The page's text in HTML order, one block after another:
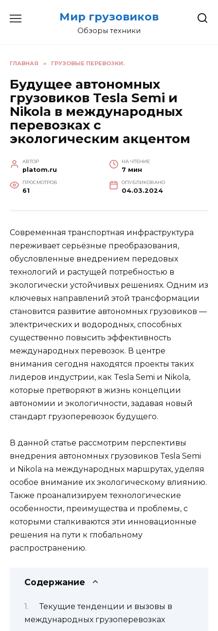
Мир грузовиков
Обзоры техники
ГЛАВНАЯ » ГРУЗОВЫЕ ПЕРЕВОЗКИ.
Будущее автономных
грузовиков Tesla Semi и
Nikola в международных
перевозках с
экологическим акцентом
АВТОР
platom.ru
НА ЧТЕНИЕ
7 мин
ПРОСМОТРОВ
61
ОПУБЛИКОВАНО
04.03.2024
Современная транспортная инфраструктура
переживает серьёзные преобразования,
обусловленные внедрением передовых
технологий и растущей потребностью в
экологически устойчивых решениях. Одним из
ключевых направлений этой трансформации
становится развитие автономных грузовиков —
электрических и водородных, способных
существенно повысить эффективность
международных перевозок. В центре
внимания сегодня находятся проекты таких
лидеров индустрии, как Tesla Semi и Nikola,
которые претворяют в жизнь концепции
автономии и экологичности, задавая новый
стандарт грузоперевозок будущего.
В данной статье рассмотрим перспективы
внедрения автономных грузовиков Tesla Semi
и Nikola на международных маршрутах, уделяя
особое внимание их экологическому влиянию.
Также проанализируем технологические
особенности, преимущества и проблемы, с
которыми сталкиваются эти инновационные
решения на пути к глобальному
распространению.
Содержание
Текущие тенденции и вызовы в
международных грузоперевозках